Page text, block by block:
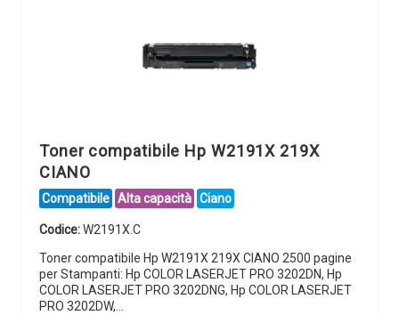
Toner compatibile Hp W2191X 219X
CIANO
Compatibile Alta capacità Ciano
Codice:W2191X.C
Toner compatibile Hp W2191X 219X CIANO 2500 pagine
per Stampanti: Hp COLOR LASERJET PRO 3202DN, Hp
COLOR LASERJET PRO 3202DNG, Hp COLOR LASERJET
PRO 3202DW,…